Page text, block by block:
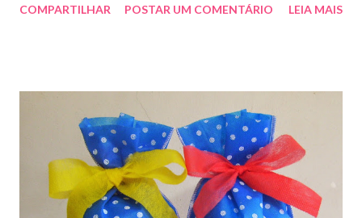
enfeitar sua festa!!! artesmania1@hotmail.com
COMPARTILHAR POSTAR UM COMENTÁRIO LEIA MAIS